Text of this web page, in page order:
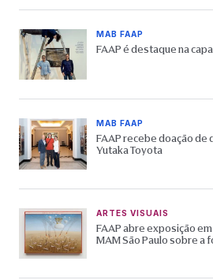
MAB FAAP
FAAP é destaque na
MAB FAAP
FAAP recebe doação de
Yutaka Toyota
ARTES VISUAIS
FAAP abre exposição
MAM São Paulo sobre a